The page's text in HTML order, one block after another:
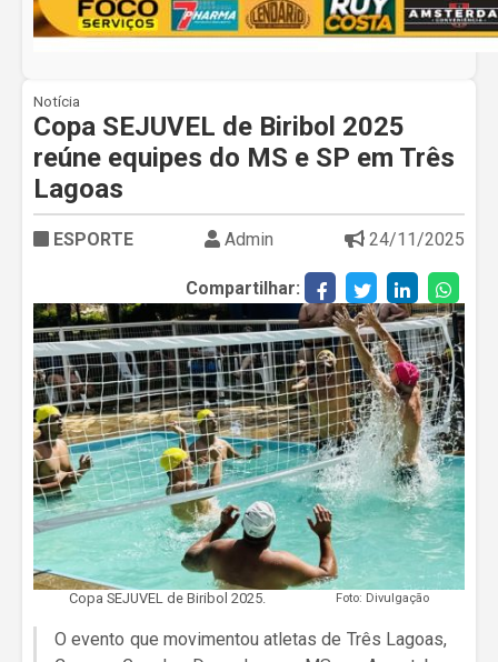
Notícia
Copa SEJUVEL de Biribol 2025
reúne equipes do MS e SP em Três
Lagoas
ESPORTE Admin 24/11/2025
Compartilhar:
Copa SEJUVEL de Biribol 2025. Foto: Divulgação
O evento que movimentou atletas de Três Lagoas,